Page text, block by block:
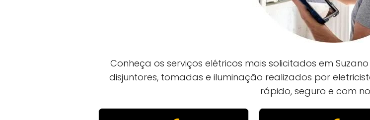
Conheça os serviços elétricos mais solicitados em
disjuntores, tomadas e iluminação realizados por
rápido, seguro e com